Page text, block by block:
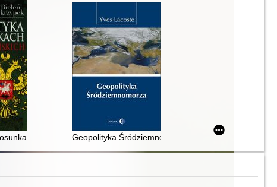
polsko-rosyjskichGeopolityka Śródziemnomorza